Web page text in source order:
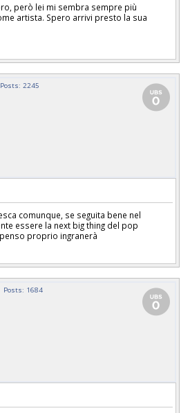
però lei mi sembra sempre più
artista. Spero arrivi presto la sua
Posts: 2245
comunque, se seguita bene nel
essere la next big thing del pop
proprio ingranerà
Posts: 1684